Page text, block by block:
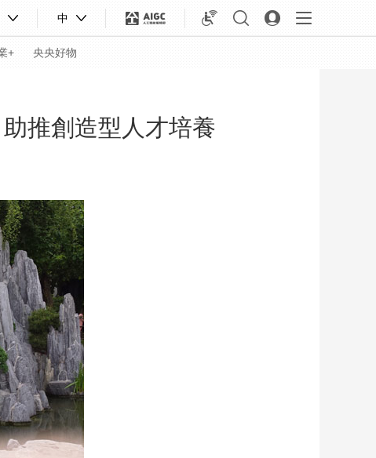
中
+ 央央好物
綜合體育 亞冬會
閱讀 藝術
時尚 天氣
推創造型人才培養